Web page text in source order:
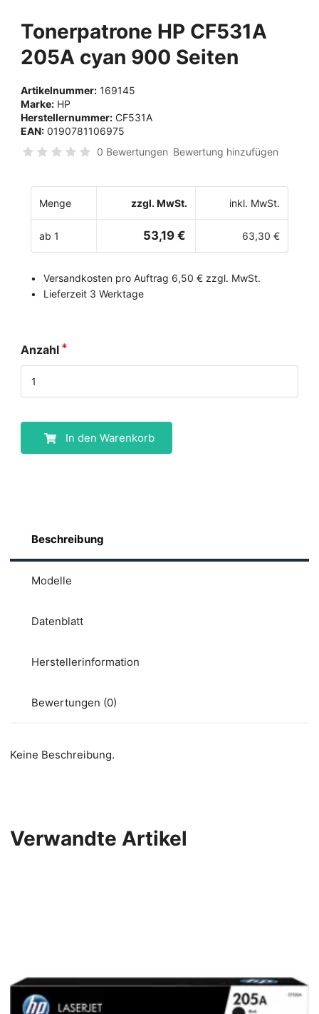
Tonerpatrone HP CF531A
205A cyan 900 Seiten
Artikelnummer: 169145
Marke: HP
Herstellernummer: CF531A
EAN: 0190781106975
0 Bewertungen Bewertung hinzufügen
Menge zzgl. MwSt. inkl. MwSt.
ab 1 53,19 € 63,30 €
Versandkosten pro Auftrag 6,50 € zzgl. MwSt.
Lieferzeit 3 Werktage
Anzahl
In den Warenkorb
Beschreibung
Modelle
Datenblatt
Herstellerinformation
Bewertungen (0)
Keine Beschreibung.
Verwandte Artikel